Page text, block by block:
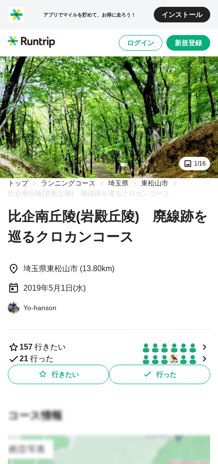
アプリでマイルを貯めて、お得に走ろう！ インストール
ログイン 新規登録
1/16
トップ ランニングコース 埼玉県
東松山市
比企南丘陵(岩殿丘陵) 廃線跡を巡るクロカンコース
比企南丘陵(岩殿丘陵) 廃線跡を
巡るクロカンコース
埼玉県東松山市 (13.80km)
2019年5月1日(水)
Yo-hanson
157 行きたい
21 行った
行きたい 行った
コース情報